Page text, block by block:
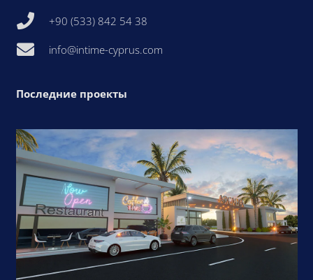
+90 (533) 842 54 38
info@intime-cyprus.com
Последние проекты